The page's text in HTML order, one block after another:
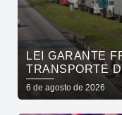
LEI GARANTE
TRANSPORTE
MUDA
6 de agosto de 2026